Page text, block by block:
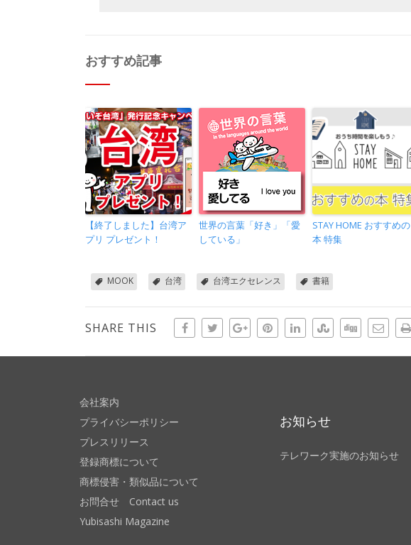
おすすめ記事
【終了しました】台湾ア
プリ プレゼント！
世界の言葉「好き」「愛
している」
STAY HOME おすすめの
本 特集
MOOK 台湾 台湾エクセレンス 書籍
SHARE THIS
会社案内
プライバシーポリシー
プレスリリース
登録商標について
商標侵害・類似品について
お問合せ Contact us
Yubisashi Magazine
お知らせ
テレワーク実施のお知らせ